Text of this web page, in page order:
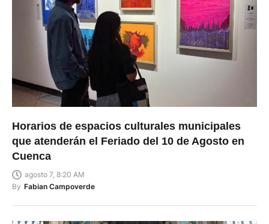
Horarios de espacios culturales municipales
que atenderán el Feriado del 10 de Agosto en
Cuenca
agosto 7, 8:20 AM
By Fabian Campoverde